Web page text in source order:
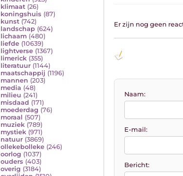
klimaat (26)
koningshuis (87)
kunst (742)
landschap (624)
lichaam (480)
liefde (10639)
lightverse (1367)
limerick (355)
literatuur (1144)
maatschappij (1196)
mannen (203)
media (48)
milieu (241)
misdaad (171)
moederdag (76)
moraal (507)
muziek (789)
mystiek (971)
natuur (3869)
ollekebolleke (246)
oorlog (1037)
ouders (403)
overig (3184)
Er zijn nog geen
Naam:
E-mail:
Bericht: